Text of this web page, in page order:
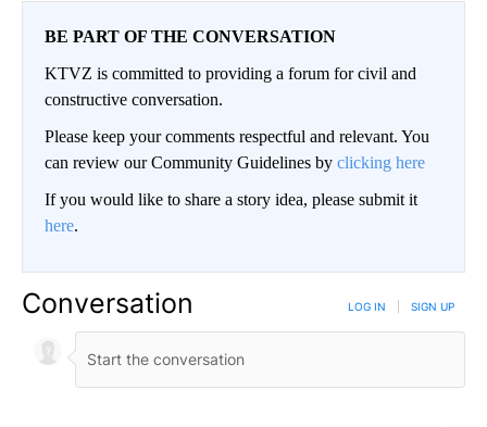
BE PART OF THE CONVERSATION
KTVZ is committed to providing a forum for civil and
constructive conversation.
Please keep your comments respectful and relevant. You
can review our Community Guidelines by clicking here
If you would like to share a story idea, please submit it
here.
Conversation LOG IN SIGN UP